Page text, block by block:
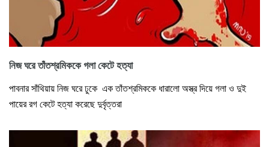
নিজ ঘরে তাঁতশ্রমিককে গলা কেটে হত্যা
পাবনার সাঁথিয়ায় নিজ ঘরে ঢুকে এক তাঁতশ্রমিককে ধারালো অস্ত্র দিয়ে গলা ও দুই
পায়ের রগ কেটে হত্যা করেছে দুর্বৃত্তরা